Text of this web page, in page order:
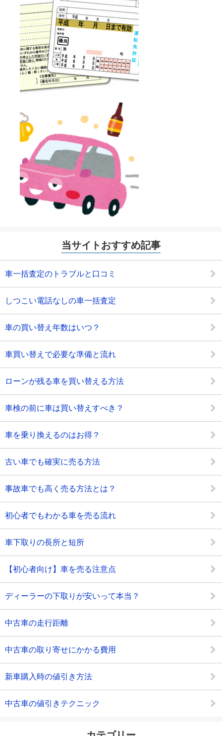
当サイトおすすめ記事
車一括査定のトラブルと口コミ
しつこい電話なしの車一括査定
車の買い替え年数はいつ？
車買い替えで必要な準備と流れ
ローンが残る車を買い替える方法
車検の前に車は買い替えすべき？
車を乗り換えるのはお得？
古い車でも確実に売る方法
事故車でも高く売る方法とは？
初心者でもわかる車を売る流れ
車下取りの長所と短所
【初心者向け】車を売る注意点
ディーラーの下取りが安いって本当？
中古車の走行距離
中古車の取り寄せにかかる費用
新車購入時の値引き方法
中古車の値引きテクニック